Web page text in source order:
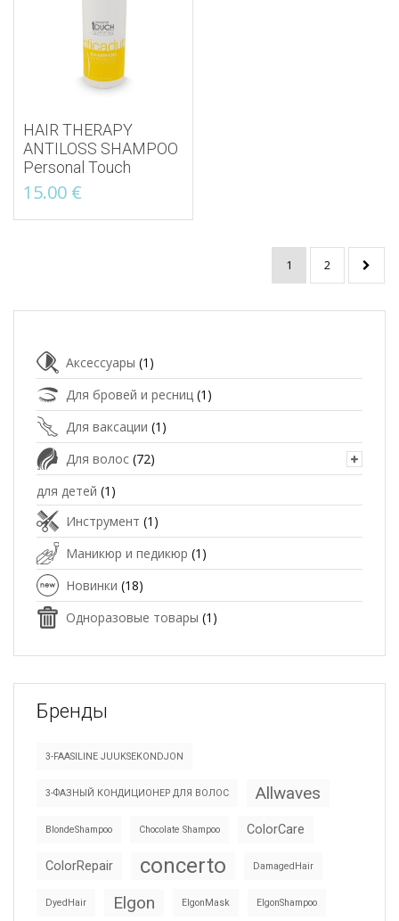
HAIR THERAPY
ANTILOSS SHAMPOO
Personal Touch
15.00 €
1 2
Аксессуары (1)
Для бровей и ресниц (1)
Для ваксации (1)
Для волос (72)
для детей (1)
Инструмент (1)
Маникюр и педикюр (1)
Новинки (18)
Одноразовые товары (1)
Бренды
3-FAASILINE JUUKSEKONDJON
3-ФАЗНЫЙ КОНДИЦИОНЕР ДЛЯ ВОЛОС Allwaves
BlondeShampoo Chocolate Shampoo ColorCare
ColorRepair concerto DamagedHair
DyedHair Elgon ElgonMask ElgonShampoo